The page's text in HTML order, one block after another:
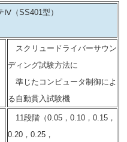
（SS401型）
スクリュードライバーサウン
ディング試験方法に
準じた コンピュータ制御によ
る自動貫入試験機
11段階（0.05，0.10，0.15，
0.20，0.25，